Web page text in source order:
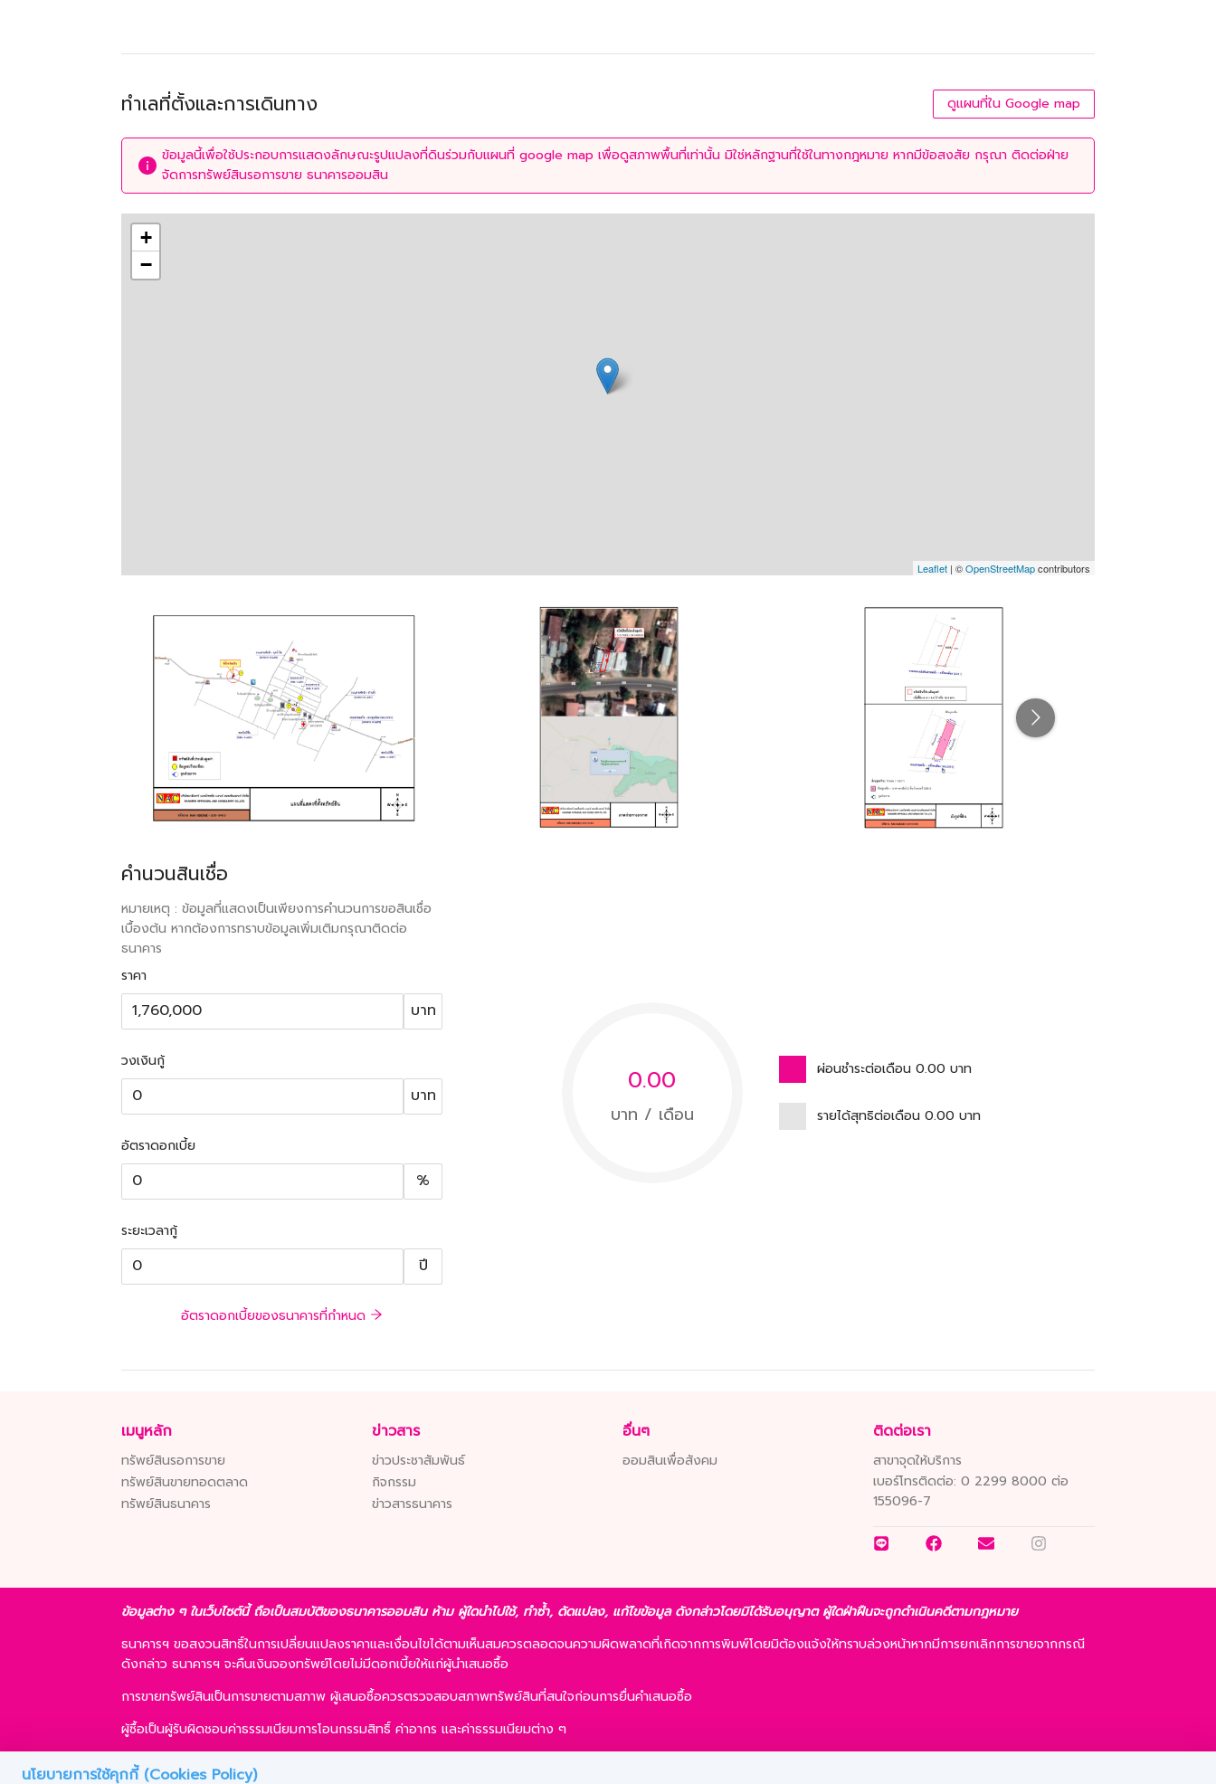
นโยบายการใช้คุกกี้ (Cookies Policy)
ทำเลที่ตั้งและการเดินทาง ดูแผนที่ใน Google map
ข้อมูลนี้เพื่อใช้ประกอบการแสดงลักษณะรูปแปลงที่ดินร่วมกับแผนที่ google map เพื่อดูสภาพพื้นที่เท่านั้น มิใช่หลักฐานที่ใช้ในทางกฎหมาย หากมีข้อสงสัย กรุณา ติดต่อฝ่าย
จัดการทรัพย์สินรอการขาย ธนาคารออมสิน
+
−
Leaflet| ©OpenStreetMapcontributors
คำนวนสินเชื่อ
หมายเหตุ : ข้อมูลที่แสดงเป็นเพียงการคำนวนการขอสินเชื่อ
เบื้องต้น หากต้องการทราบข้อมูลเพิ่มเติมกรุณาติดต่อ
ธนาคาร
ราคา
บาท
วงเงินกู้
บาท
อัตราดอกเบี้ย
%
ระยะเวลากู้
ปี
อัตราดอกเบี้ยของธนาคารที่กำหนด
0.00
บาท / เดือน
ผ่อนชำระต่อเดือน 0.00 บาท
รายได้สุทธิต่อเดือน 0.00 บาท
เมนูหลัก
ทรัพย์สินรอการขาย
ทรัพย์สินขายทอดตลาด
ทรัพย์สินธนาคาร
ข่าวสาร
ข่าวประชาสัมพันธ์
กิจกรรม
ข่าวสารธนาคาร
อื่นๆ
ออมสินเพื่อสังคม
ติดต่อเรา
สาขาจุดให้บริการ
เบอร์โทรติดต่อ: 0 2299 8000 ต่อ
155096-7
ข้อมูลต่าง ๆ ในเว็บไซต์นี้ ถือเป็นสมบัติของธนาคารออมสิน ห้าม ผู้ใดนำไปใช้, ทำซ้ำ, ดัดแปลง, แก้ไขข้อมูล ดังกล่าวโดยมิได้รับอนุญาต ผู้ใดฝ่าฝืนจะถูกดำเนินคดีตามกฎหมาย
ธนาคารฯ ขอสงวนสิทธิ์ในการเปลี่ยนแปลงราคาและเงื่อนไขได้ตามเห็นสมควรตลอดจนความผิดพลาดที่เกิดจากการพิมพ์โดยมิต้องแจ้งให้ทราบล่วงหน้าหากมีการยกเลิกการขายจากกรณี
ดังกล่าว ธนาคารฯ จะคืนเงินจองทรัพย์โดยไม่มีดอกเบี้ยให้แก่ผู้นำเสนอซื้อ
การขายทรัพย์สินเป็นการขายตามสภาพ ผู้เสนอซื้อควรตรวจสอบสภาพทรัพย์สินที่สนใจก่อนการยื่นคำเสนอซื้อ
ผู้ซื้อเป็นผู้รับผิดชอบค่าธรรมเนียมการโอนกรรมสิทธิ์ ค่าอากร และค่าธรรมเนียมต่าง ๆ
ผู้ซื้อสามารถขอสินเชื่อได้ตามหลักเกณฑ์ของธนาคารฯ และการเสนอซื้อไม่เป็นเงื่อนไขในการพิจารณาอนุมัติสินเชื่อ